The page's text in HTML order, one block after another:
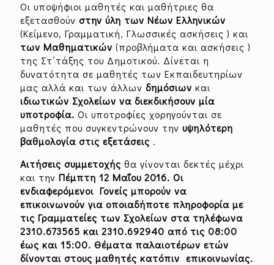
Οι υποψήφιοι μαθητές και μαθήτριες θα
εξετασθούν στην ύλη των Νέων Ελληνικών
(Κείμενο, Γραμματική, Γλωσσικές ασκήσεις ) και
των Μαθηματικών (προβλήματα και ασκήσεις )
της Στ΄τάξης του Δημοτικού. Δίνεται η
δυνατότητα σε μαθητές των Εκπαιδευτηρίων
μας αλλά και των άλλων δημόσιων και
ιδιωτικών Σχολείων να διεκδικήσουν μία
υποτροφία. Οι υποτροφίες χορηγούνται σε
μαθητές που συγκεντρώνουν την υψηλότερη
βαθμολογία στις εξετάσεις .
Αιτήσεις συμμετοχής θα γίνονται δεκτές μέχρι
και την Πέμπτη 12 Μαΐου 2016. Οι
ενδιαφερόμενοι Γονείς μπορούν να
επικοινωνούν για οποιαδήποτε πληροφορία με
τις Γραμματείες των Σχολείων στα τηλέφωνα
2310.673565 και 2310.692940 από τις 08:00
έως και 15:00. Θέματα παλαιοτέρων ετών
δίνονται στους μαθητές κατόπιν επικοινωνίας.